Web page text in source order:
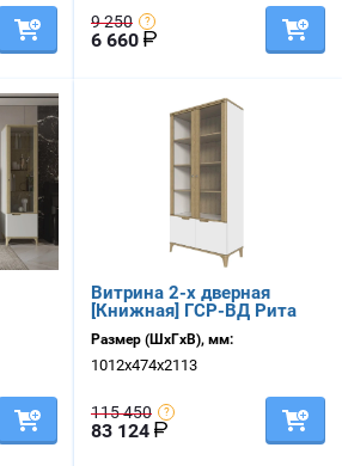
9 250
6 660
Витрина 2-х дверная
[Книжная] ГСР-ВД Рита
Размер (ШхГхВ), мм:
1012х474х2113
115 450
83 124